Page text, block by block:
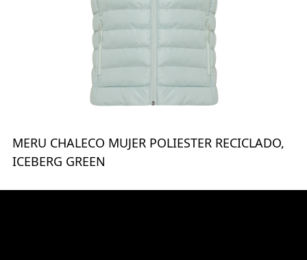
MERU CHALECO MUJER POLIESTER RECICLADO,
ICEBERG GREEN